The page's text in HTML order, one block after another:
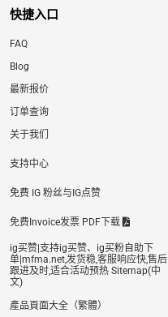
快捷入口
FAQ
Blog
最新报价
订单查询
关于我们
支持中心
免费 IG 粉丝与IG点赞
免费Invoice发票 PDF下载
ig买赞|支持ig买赞、ig买粉自助下
单|mfma.net,发货稳,客服响应快,售后
跟进及时,适合活动预热 Sitemap(中
文)
產品頁面大全（繁體）